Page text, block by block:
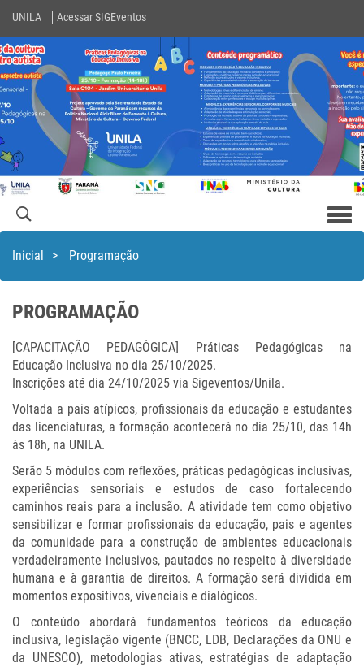
UNILA Acessar SIGEventos
Inicial > Programação
PROGRAMAÇÃO
[CAPACITAÇÃO PEDAGÓGICA] Práticas Pedagógicas na
Educação Inclusiva no dia 25/10/2025.
Inscrições até dia 24/10/2025 via Sigeventos/Unila.
Voltada a pais atípicos, profissionais da educação e estudantes
das licenciaturas, a formação acontecerá no dia 25/10, das 14h
às 18h, na UNILA.
Serão 5 módulos com reflexões, práticas pedagógicas inclusivas,
experiências sensoriais e estudos de caso fortalecendo
caminhos reais para a inclusão. A atividade tem como objetivo
sensibilizar e formar profissionais da educação, pais e agentes
da comunidade para a construção de ambientes educacionais
verdadeiramente inclusivos, pautados no respeito à diversidade
humana e à garantia de direitos. A formação será dividida em
momentos expositivos, vivenciais e dialógicos.
O conteúdo abordará fundamentos teóricos da educação
inclusiva, legislação vigente (BNCC, LDB, Declarações da ONU e
da UNESCO), metodologias ativas, estratégias de adaptação